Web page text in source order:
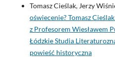
Tomasz Cieślak, Jerzy
oświecenie? Tomasz
z Profesorem Wiesławem
Łódzkie Studia
powieść historyczna